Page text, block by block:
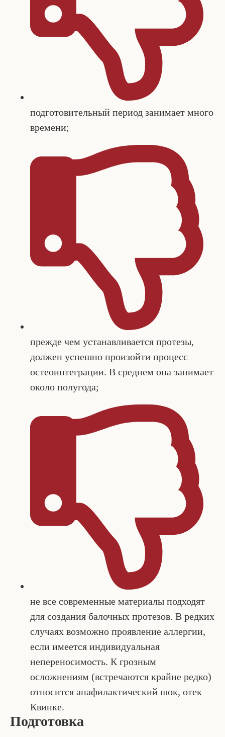
подготовительный период занимает много
времени;
прежде чем устанавливается протезы,
должен успешно произойти процесс
остеоинтеграции. В среднем она занимает
около полугода;
не все современные материалы подходят
для создания балочных протезов. В редких
случаях возможно проявление аллергии,
если имеется индивидуальная
непереносимость. К грозным
осложнениям (встречаются крайне редко)
относится анафилактический шок, отек
Квинке.
Подготовка